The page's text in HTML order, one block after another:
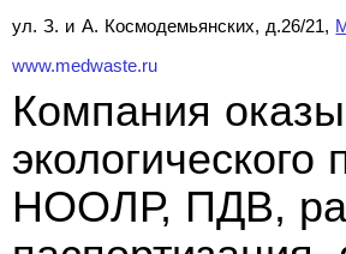
ул. З. и А. Космодемьянских, д.26/21,
www.medwaste.ru
Компания
НООЛР, ПДВ,